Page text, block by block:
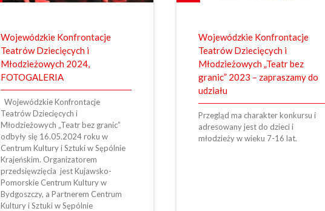
Wojewódzkie Konfrontacje
Teatrów Dziecięcych i
Młodzieżowych 2024,
FOTOGALERIA
Wojewódzkie Konfrontacje
Teatrów Dziecięcych i
Młodzieżowych „Teatr bez granic”
odbyły się 16.05.2024 roku w
Centrum Kultury i Sztuki w Sępólnie
Krajeńskim. Organizatorem
przedsięwzięcia jest Kujawsko-
Pomorskie Centrum Kultury w
Bydgoszczy, a Partnerem Centrum
Kultury i Sztuki w Sępólnie
Wojewódzkie Konfrontacje
Teatrów Dziecięcych i
Młodzieżowych „Teatr bez
granic” 2023 – zapraszamy do
udziału
Przegląd ma charakter konkursu i
adresowany jest do dzieci i
młodzieży w wieku 7-16 lat.